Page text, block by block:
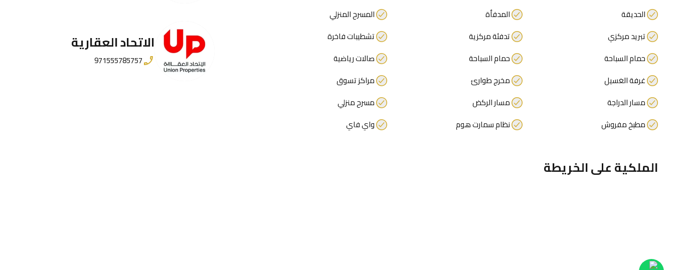
الحديقة
المدفأة
المسرح المنزلي
تبريد مركزي
تدفئة مركزية
تشطيبات فاخرة
حمام السباحة
حمام السباحة
صالات رياضية
غرفة الغسيل
مخرج طوارئ
مراكز تسوق
مسار الدراجة
مسار الركض
مسرح منزلي
مطبخ مفروش
نظام سمارت هوم واي فاي
الملكية على الخريطة
الاتحاد العقارية
971555785757